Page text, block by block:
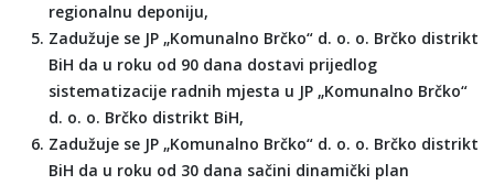
regionalnu deponiju,
Zadužuje se JP „Komunalno Brčko“ d. o. o. Brčko distrikt
BiH da u roku od 90 dana dostavi prijedlog
sistematizacije radnih mjesta u JP „Komunalno Brčko“
d. o. o. Brčko distrikt BiH,
Zadužuje se JP „Komunalno Brčko“ d. o. o. Brčko distrikt
BiH da u roku od 30 dana sačini dinamički plan